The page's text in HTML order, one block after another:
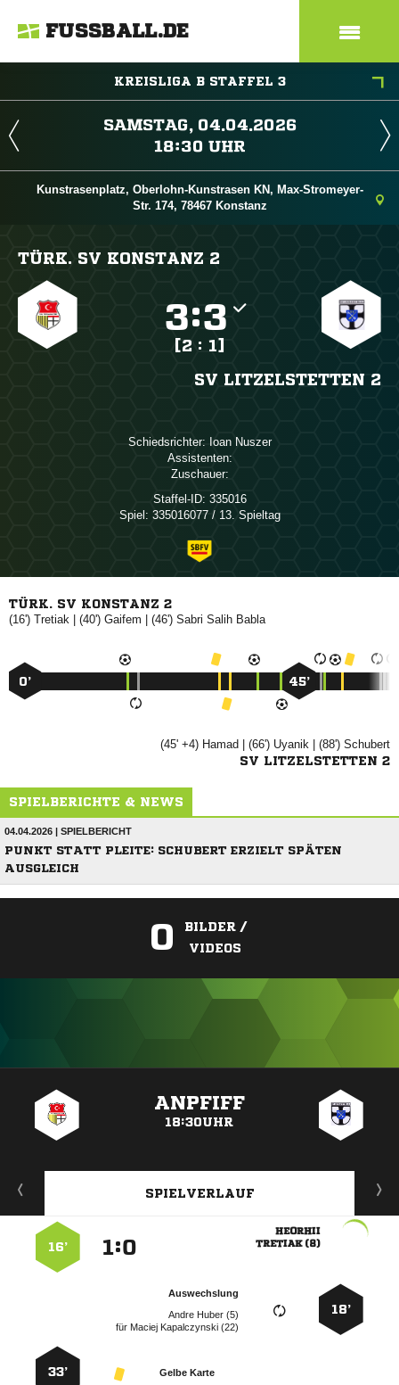
FUSSBALL.DE
KREISLIGA B STAFFEL 3
 
 
Kunstrasenplatz, Oberlohn-Kunstrasen KN, Max-Stromeyer-
Str. 174, 78467 Konstanz
TÜRK. SV KONSTANZ 2
:
[2 : 1]
SV LITZELSTETTEN 2
Schiedsrichter:  
Assistenten:
Zuschauer:
Staffel-ID: 335016
Spiel: 335016077 / 13. Spieltag
TÜRK. SV KONSTANZ 2
(16')  | (40')  | (46')   
0’ 45’
(45' +4)  | (66')  | (88') 
SV LITZELSTETTEN 2
SPIELBERICHTE & NEWS
04.04.2026 | SPIELBERICHT
PUNKT STATT PLEITE: SCHUBERT ERZIELT SPÄTEN
AUSGLEICH
0
BILDER /
VIDEOS
ANPFIFF
18:30UHR
SPIELVERLAUF

 
:
16’
18’
Auswechslung
  
für   
Gelbe Karte
33’